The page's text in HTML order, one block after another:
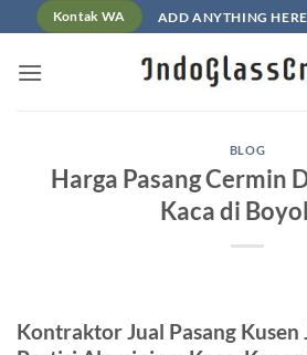
to
content
Kontak WA ADD ANYTHING
BLOG
Harga Pasang Cermin
Kaca di
Kontraktor Jual Pasang